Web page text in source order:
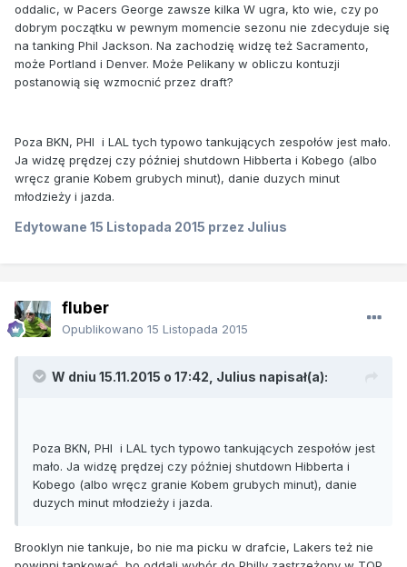
oddalic, w Pacers George zawsze kilka W ugra, kto wie, czy po
dobrym początku w pewnym momencie sezonu nie zdecyduje się
na tanking Phil Jackson. Na zachodzię widzę też Sacramento,
może Portland i Denver. Może Pelikany w obliczu kontuzji
postanowią się wzmocnić przez draft?
Poza BKN, PHI i LAL tych typowo tankujących zespołów jest mało.
Ja widzę prędzej czy później shutdown Hibberta i Kobego (albo
wręcz granie Kobem grubych minut), danie duzych minut
młodzieży i jazda.
Edytowane 15 Listopada 2015 przez Julius
fluber
Opublikowano 15 Listopada 2015
W dniu 15.11.2015 o 17:42, Julius napisał(a):
Poza BKN, PHI i LAL tych typowo tankujących zespołów jest
mało. Ja widzę prędzej czy później shutdown Hibberta i
Kobego (albo wręcz granie Kobem grubych minut), danie
duzych minut młodzieży i jazda.
Brooklyn nie tankuje, bo nie ma picku w drafcie, Lakers też nie